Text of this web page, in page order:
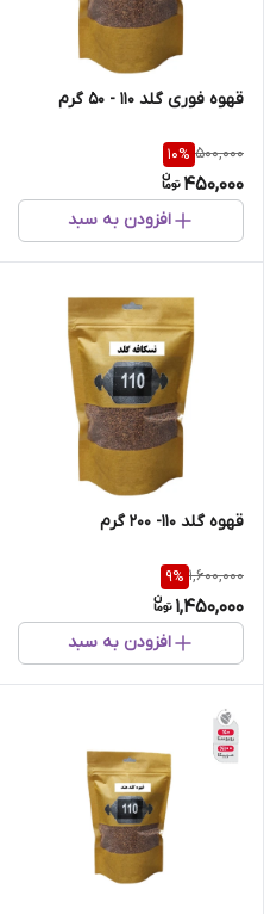
قهوه فوری گلد 110 - 50 گرم
500,000
10%
450,000
افزودن به سبد
قهوه گلد 110- 200 گرم
1,600,000
9%
1,450,000
افزودن به سبد